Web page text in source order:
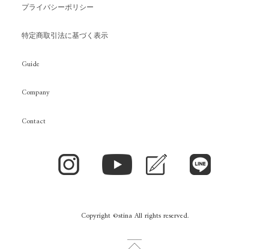
プライバシーポリシー
特定商取引法に基づく表示
Guide
Company
Contact
Copyright ©stina All rights reserved.